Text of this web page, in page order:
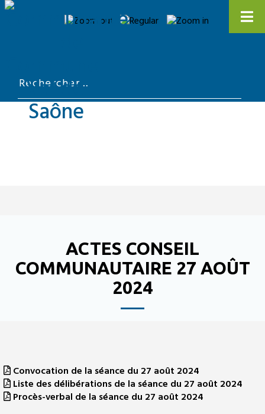
ACTES CONSEIL
COMMUNAUTAIRE 27 AOÛT
2024
Convocation de la séance du 27 août 2024
Liste des délibérations de la séance du 27 août 2024
Procès-verbal de la séance du 27 août 2024